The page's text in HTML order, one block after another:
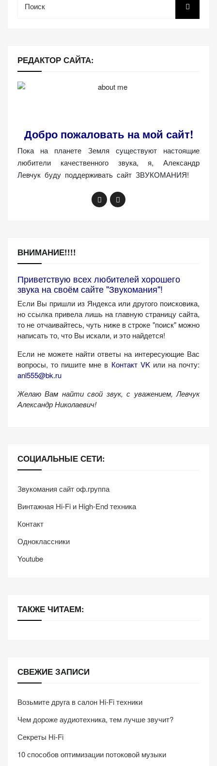
РЕДАКТОР САЙТА:
Добро пожаловать на мой сайт!
Пока на планете Земля существуют настоящие
любители качественного звука, я, Александр
Левчук буду поддерживать сайт ЗВУКОМАНИЯ!
ВНИМАНИЕ!!!!
Приветствую всех любителей хорошего
звука на своём сайте "Звукомания"!
Если Вы пришли из Яндекса или другого поисковика,
но ссылка привела лишь на главную страницу сайта,
то не отчаивайтесь, чуть ниже в строке "поиск" можно
написать то, что Вы искали, и это найдется!
Если не можете найти ответы на интересующие Вас
вопросы, то пишите мне в Контакт VKили на почту:
anl555@bk.ru
Желаю Вам найти свой звук, с уважением, Левчук
Александр Николаевич!
СОЦИАЛЬНЫЕ СЕТИ:
Звукомания сайт оф.группа
Винтажная Hi-Fi и High-End техника
Контакт
Одноклассники
Youtube
ТАКЖЕ ЧИТАЕМ:
СВЕЖИЕ ЗАПИСИ
Возьмите друга в салон Hi-Fi техники
Чем дороже аудиотехника, тем лучше звучит?
Секреты Hi-Fi
10 способов оптимизации потоковой музыки